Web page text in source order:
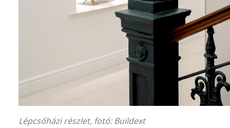
Lépcsőházi részlet, fotó: Buildext